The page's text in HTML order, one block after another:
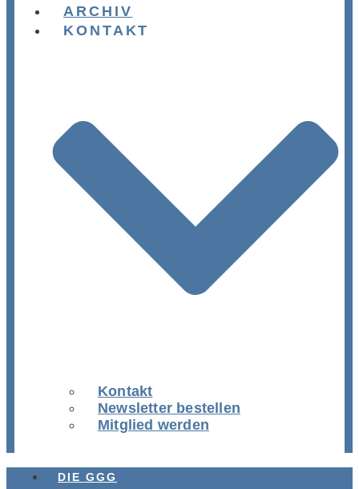
ARCHIV
KONTAKT
Kontakt
Newsletter bestellen
Mitglied werden
DIE GGG